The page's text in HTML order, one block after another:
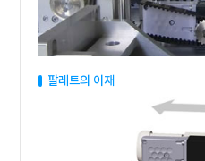
팔레트의 이재